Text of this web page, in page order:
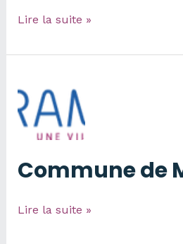
Commune
Grimaud
Lire la suite »
Commune de
Commune
Lire la suite »